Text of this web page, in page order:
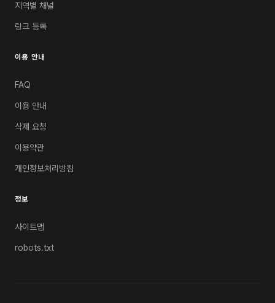
지역별 채널
링크 등록
이용 안내
FAQ
이용 안내
삭제 요청
이용약관
개인정보처리방침
정보
사이트맵
robots.txt